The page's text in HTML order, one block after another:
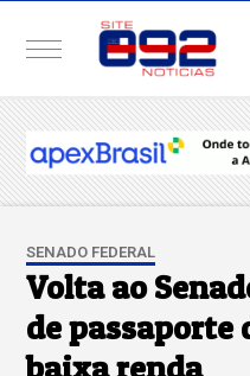
SENADO FEDERAL
Volta ao
de passaporte
baixa renda